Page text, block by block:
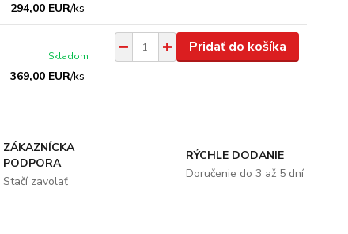
294,00 EUR/ks
369,00 EUR/ks
Skladom
Pridať do košíka
ZÁKAZNÍCKA
PODPORA
Stačí zavolať
RÝCHLE DODANIE
Doručenie do 3 až 5 dní